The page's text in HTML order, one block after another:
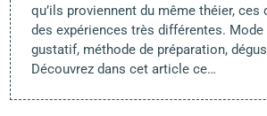
qu’ils proviennent du même théier, ces
des expériences très différentes. Mode
gustatif, méthode de préparation,
Découvrez dans cet article ce…